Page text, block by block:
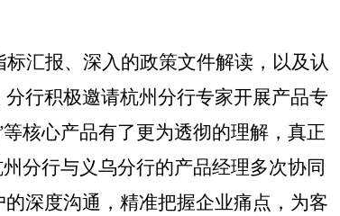
汇报、深入的政策文件解读，以及认
行积极邀请杭州分行专家开展产品专
等核心产品有了更为透彻的理解，真正
分行与义乌分行的产品经理多次协同
深度沟通，精准把握企业痛点，为客